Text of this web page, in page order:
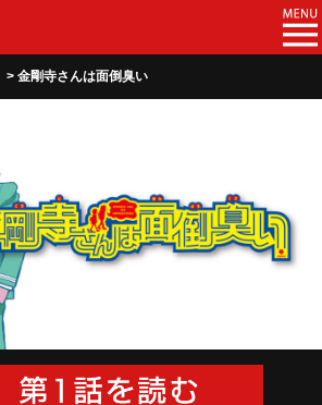
> 金剛寺さんは面倒臭い